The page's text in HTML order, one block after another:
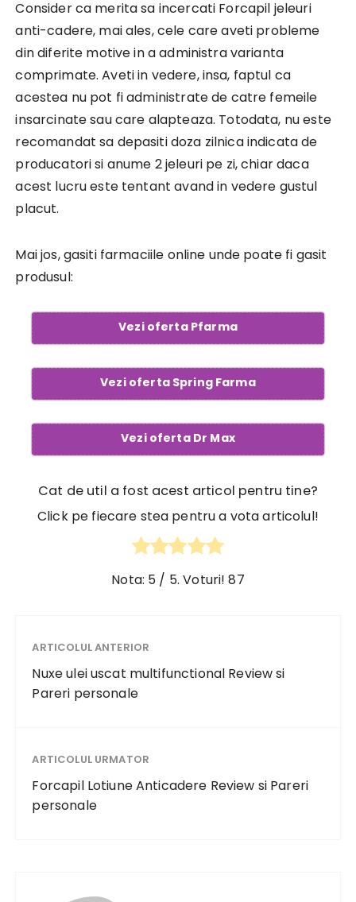
Consider ca merita sa incercati Forcapil jeleuri
anti-cadere, mai ales, cele care aveti probleme
din diferite motive in a administra varianta
comprimate. Aveti in vedere, insa, faptul ca
acestea nu pot fi administrate de catre femeile
insarcinate sau care alapteaza. Totodata, nu este
recomandat sa depasiti doza zilnica indicata de
producatori si anume 2 jeleuri pe zi, chiar daca
acest lucru este tentant avand in vedere gustul
placut.
Mai jos, gasiti farmaciile online unde poate fi gasit
produsul:
Vezi oferta Pfarma
Vezi oferta Spring Farma
Vezi oferta Dr Max
Cat de util a fost acest articol pentru tine?
Click pe fiecare stea pentru a vota articolul!
Nota: 5 / 5. Voturi!87
ARTICOLUL ANTERIOR
Nuxe ulei uscat multifunctional Review si
Pareri personale
ARTICOLUL URMATOR
Forcapil Lotiune Anticadere Review si Pareri
personale